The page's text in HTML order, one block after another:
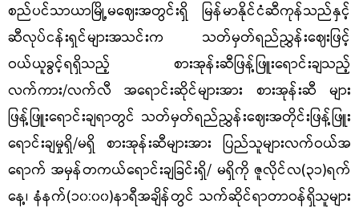
စည်ပင်သာယာမြို့မဈေးအတွင်းရှိ မြန်မာနိုင်ငံဆီကုန်သည်နှင့်
ဆီလုပ်ငန်းရှင်များအသင်းက သတ်မှတ်ရည်ညွှန်းဈေးဖြင့်
ဝယ်ယူခွင့်ရရှိသည့် စားအုန်းဆီဖြန့်ဖြူးရောင်းချသည့်
လက်ကား/လက်လီ အရောင်းဆိုင်များအား စားအုန်းဆီ များ
ဖြန့်ဖြူးရောင်းချရာတွင် သတ်မှတ်ရည်ညွှန်းဈေးအတိုင်းဖြန့်ဖြူး
ရောင်းချမှုရှိ/မရှိ စားအုန်းဆီများအား ပြည်သူများလက်ဝယ်အ
ရောက် အမှန်တကယ်ရောင်းချခြင်းရှိ/ မရှိကို ဇူလိုင်လ(၃၁)ရက်
နေ့၊ နံနက်(၁၀:၀၀)နာရီအချိန်တွင် သက်ဆိုင်ရာတာဝန်ရှိသူများ